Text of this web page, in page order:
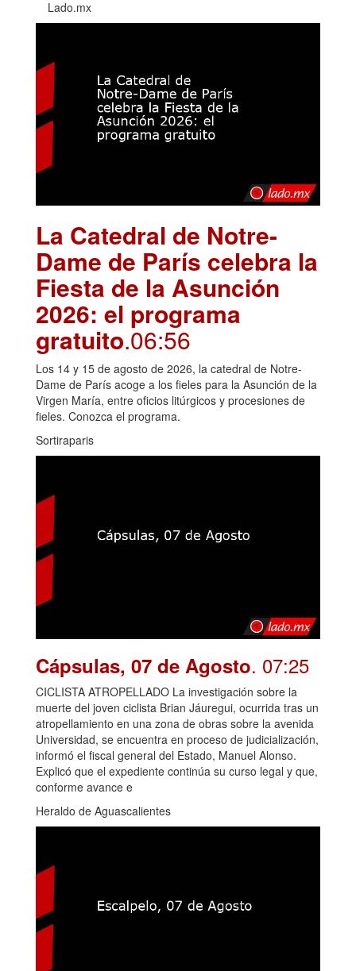
Lado.mx
La Catedral de Notre-
Dame de París celebra la
Fiesta de la Asunción
2026: el programa
gratuito.06:56
Los 14 y 15 de agosto de 2026, la catedral de Notre-
Dame de París acoge a los fieles para la Asunción de la
Virgen María, entre oficios litúrgicos y procesiones de
fieles. Conozca el programa.
Sortiraparis
Cápsulas, 07 de Agosto. 07:25
CICLISTA ATROPELLADO La investigación sobre la
muerte del joven ciclista Brian Jáuregui, ocurrida tras un
atropellamiento en una zona de obras sobre la avenida
Universidad, se encuentra en proceso de judicialización,
informó el fiscal general del Estado, Manuel Alonso.
Explicó que el expediente continúa su curso legal y que,
conforme avance e
Heraldo de Aguascalientes